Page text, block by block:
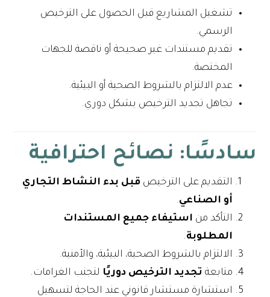
تشغيل المشاريع قبل الحصول على الترخيص
الرسمي.
تقديم مستندات غير صحيحة أو ناقصة للجهات
المختصة.
عدم الالتزام بالشروط الصحية أو البيئية.
تجاهل تجديد الترخيص بشكل دوري.
سادسًا: نصائح احترافية
التقديم على الترخيص قبل بدء النشاط التجاري
أو الصناعي.
التأكد من استيفاء جميع المستندات
المطلوبة.
الالتزام بالشروط الصحية، البيئية، والأمنية.
متابعة تجديد الترخيص دوريًا لتجنب الغرامات.
استشارة مستشار قانوني عند الحاجة لتسهيل